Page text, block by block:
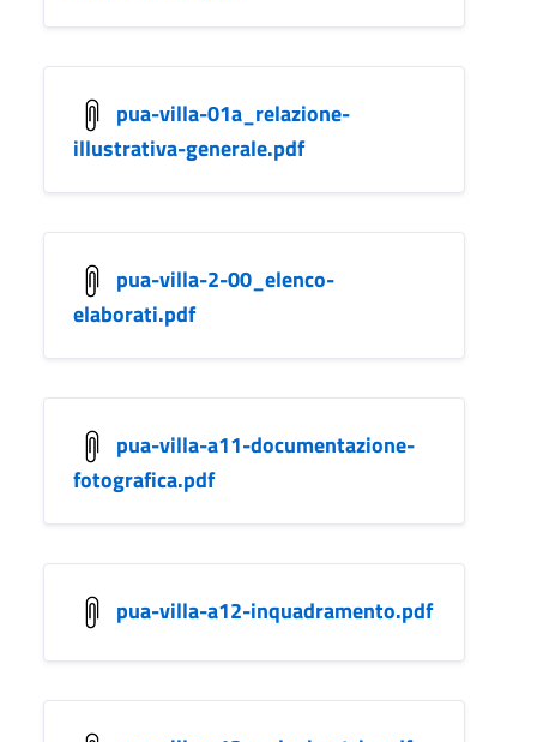
pua-villa-01a_relazione-
illustrativa-generale.pdf
pua-villa-2-00_elenco-
elaborati.pdf
pua-villa-a11-documentazione-
fotografica.pdf
pua-villa-a12-inquadramento.pdf